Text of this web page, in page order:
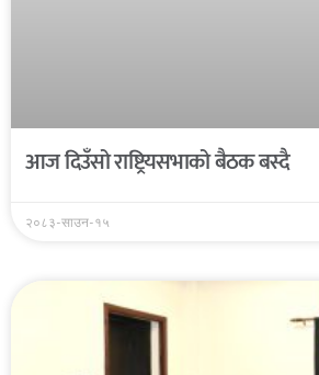
आज दिउँसो राष्ट्रियसभाको बैठक बस्दै
२०८३-साउन-१५